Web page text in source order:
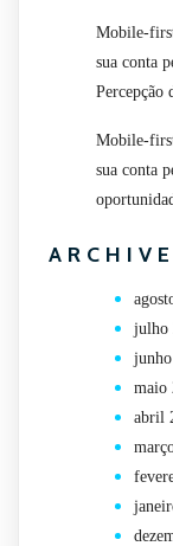
Mobile-
sua conta
Percepção
Mobile-
sua conta
julho
maio
abril